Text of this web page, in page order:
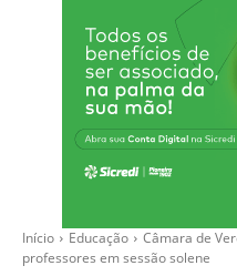
Início Educação
Câmara de
professores em sessão solene